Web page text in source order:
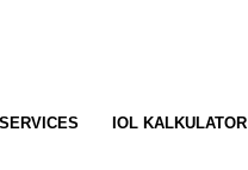
SERVICES IOL KALKULATOR